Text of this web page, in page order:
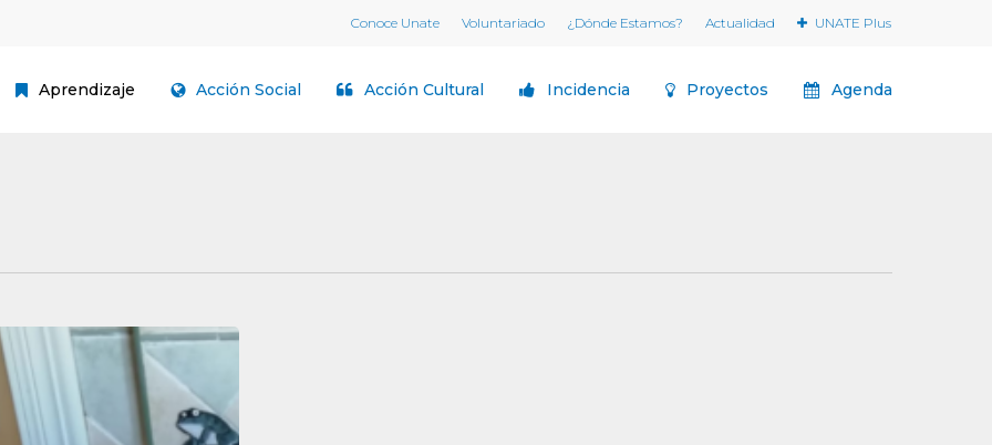
Conoce Unate Voluntariado ¿Dónde Estamos? Actualidad UNATE Plus
Aprendizaje Acción Social Acción Cultural Incidencia Proyectos Agenda